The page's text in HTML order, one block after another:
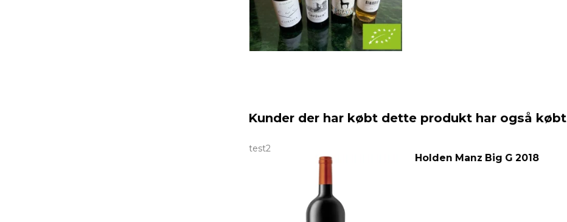
Kunder der har købt dette produkt har også købt
test2
Holden Manz Big G 2018